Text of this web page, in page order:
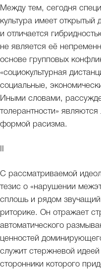
Между тем, сегодня
культура имеет открытый
и отличается
не является её
основе групповых
«социокультурная
социальные,
Иными словами,
толерантности»
формой расизма.
С рассматриваемой
тезис о «нарушении
сплошь и рядом звучащий
риторике. Он отражает
автоматического
ценностей
служит стержневой идеей
сторонники которого